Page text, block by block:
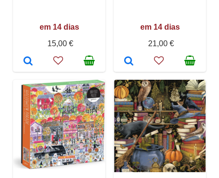
em 14 dias
15,00 €
em 14 dias
21,00 €